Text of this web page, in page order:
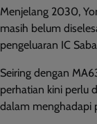
Menjelang 2030,
masih belum
pengeluaran IC
Seiring dengan
perhatian kini perlu
dalam menghadapi